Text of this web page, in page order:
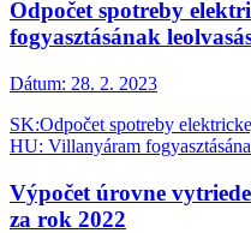
Odpočet spotreby
fogyasztásának
Dátum: 28. 2. 2023
SK:Odpočet spotreby
HU: Villanyáram
Výpočet úrovne
za rok 2022